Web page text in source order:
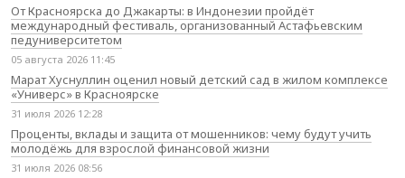
От Красноярска до Джакарты: в Индонезии пройдёт
международный фестиваль, организованный Астафьевским
педуниверситетом
05 августа 2026 11:45
Марат Хуснуллин оценил новый детский сад в жилом комплексе
«Универс» в Красноярске
31 июля 2026 12:28
Проценты, вклады и защита от мошенников: чему будут учить
молодёжь для взрослой финансовой жизни
31 июля 2026 08:56